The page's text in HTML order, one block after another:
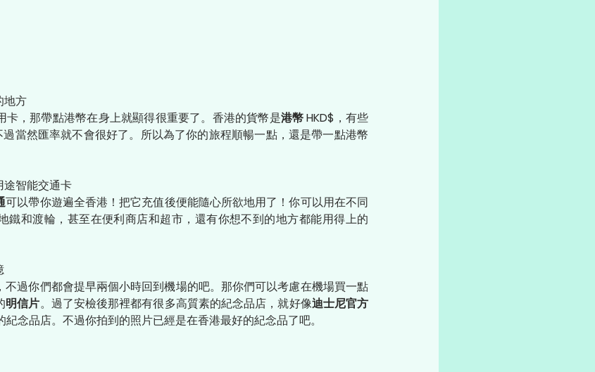
地方
卡，那帶點港幣在身上就顯得很重要了。香港的貨幣是港幣 HKD$ ，有些
當然匯率就不會很好了。所以為了你的旅程順暢一點，還是帶一點港幣
途智能交通卡
可以帶你遊遍全香港！把它充值後便能隨心所欲地用了！你可以用在不同
鐵和渡輪，甚至在便利商店和超市，還有你想不到的地方都能用得上的
過你們都會提早兩個小時回到機場的吧。那你們可以考慮在機場買一點
明信片。過了安檢後那裡都有很多高質素的紀念品店，就好像迪士尼官方
紀念品店。不過你拍到的照片已經是在香港最好的紀念品了吧。